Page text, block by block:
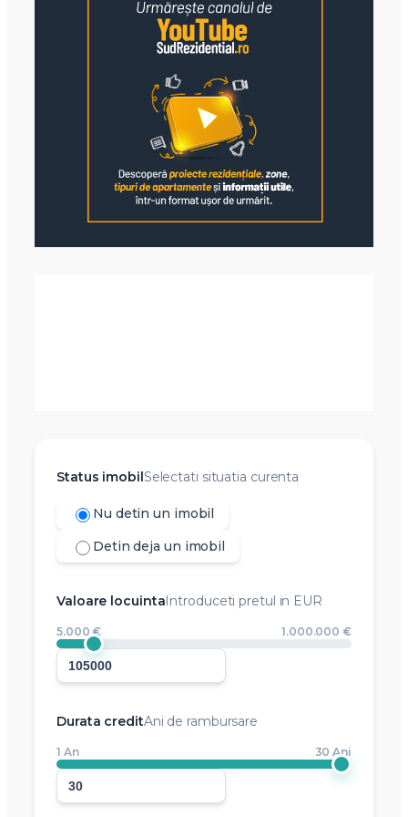
Status imobilSelectati situatia curenta
Nu detin un imobil
Detin deja un imobil
Valoare locuintaIntroduceti pretul in EUR
5.000 € 1.000.000 €
Durata creditAni de rambursare
1 An 30 Ani